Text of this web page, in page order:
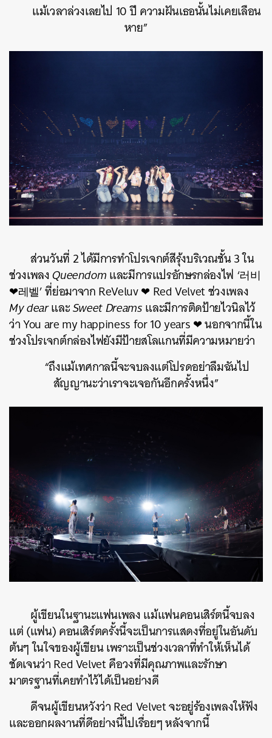
แม้เวลาล่วงเลยไป 10 ปี ความฝันเธอนั้นไม่เคยเลือน
หาย”
ส่วนวันที่ 2 ได้มีการทำโปรเจกต์สีรุ้งบริเวณชั้น 3 ใน
ช่วงเพลงQueendomและมีการแปรอักษรกล่องไฟ ‘러비
❤레벨’ ที่ย่อมาจาก ReVeluv ❤ Red Velvet ช่วงเพลง
My dearและSweet Dreamsและมีการติดป้ายไวนิลไว้
ว่า You are my happiness for 10 years ❤ นอกจากนี้ใน
ช่วงโปรเจกต์กล่องไฟยังมีป้ายสโลแกนที่มีความหมายว่า
“ถึงแม้เทศกาลนี้จะจบลงแต่โปรดอย่าลืมฉันไป
สัญญานะว่าเราจะเจอกันอีกครั้งหนึ่ง”
ผู้เขียนในฐานะแฟนเพลง แม้แฟนคอนเสิร์ตนี้จบลง
แต่ (แฟน) คอนเสิร์ตครั้งนี้จะเป็นการแสดงที่อยู่ในอันดับ
ต้นๆ ในใจของผู้เขียน เพราะเป็นช่วงเวลาที่ทำให้เห็นได้
ชัดเจนว่า Red Velvet คือวงที่มีคุณภาพและรักษา
มาตรฐานที่เคยทำไว้ได้เป็นอย่างดี
ดีจนผู้เขียนหวังว่า Red Velvet จะอยู่ร้องเพลงให้ฟัง
และออกผลงานที่ดีอย่างนี้ไปเรื่อยๆ หลังจากนี้